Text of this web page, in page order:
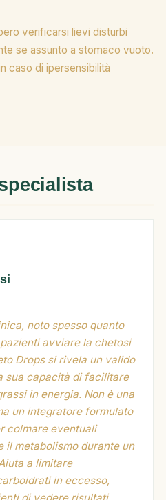
verificarsi lievi disturbi
se assunto a stomaco vuoto.
caso di ipersensibilità
noto spesso quanto
avviare la chetosi
Drops si rivela un valido
sua capacità di facilitare
in energia. Non è una
un integratore formulato
colmare eventuali
il metabolismo durante un
a limitare
in eccesso,